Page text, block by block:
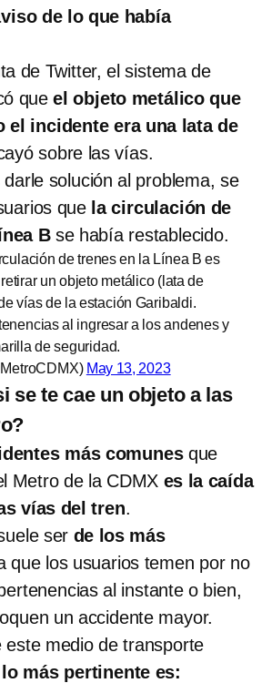
de lo que había
de Twitter, el sistema de
queel objeto metálico que
el incidente era una lata de
sobre las vías.
solución al problema, se
que la circulación de
Bse había restablecido.
de trenes en la Línea B es
un objeto metálico (lata de
vías de la estación Garibaldi.
al ingresar a los andenes y
de seguridad.
May 13, 2023
se te cae un objeto a las
más comunes que
Metro de la CDMX es la caída
vías del tren.
ser de los más
que los usuarios temen por no
al instante o bien,
un accidente mayor.
este medio de transporte
lo más pertinente es: